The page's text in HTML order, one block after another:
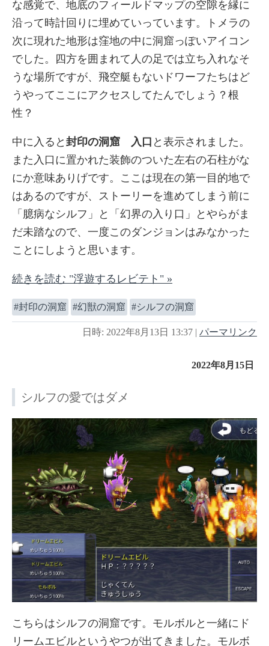
な感覚で、地底のフィールドマップの空隙を縁に
沿って時計回りに埋めていっています。トメラの
次に現れた地形は窪地の中に洞窟っぽいアイコン
でした。四方を囲まれて人の足では立ち入れなそ
うな場所ですが、飛空艇もないドワーフたちはど
うやってここにアクセスしてたんでしょう？根
性？
中に入ると 封印の洞窟 入口 と表示されました。
また入口に置かれた装飾のついた左右の石柱がな
にか意味ありげです。ここは現在の第一目的地で
はあるのですが、ストーリーを進めてしまう前に
「臆病なシルフ」と「幻界の入り口」とやらがま
だ未踏なので、一度このダンジョンはみなかった
ことにしようと思います。
続きを読む "浮遊するレビテト" »
封印の洞窟 幻獣の洞窟 シルフの洞窟
日時: 2022年8月13日 13:37 | パーマリンク
2022年8月15日
シルフの愛ではダメ
こちらはシルフの洞窟です。モルボルと一緒にド
リームエビルというやつが出てきました。モルボ